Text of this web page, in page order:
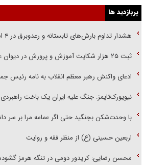
پربازدید ها
هشدار تداوم بارش‌های تابستانه و رعدوبرق در ۴ استان تا چهارشنبه
ثبت ۲۵ هزار شکایت آموزش و پرورش در دیوان عدالت
ادعای واکنش رهبر معظم انقلاب به نامه رئیس
نیویورک‌تایمز: جنگ علیه ایران یک باخت
با وحدت‌شکن بجنگید حتی اگر عمامه مرا بر سر
اربعین حسینی (ع) از منظر فقه و روایت
محسن رضایی: کریدور دومی در تنگه هرمز